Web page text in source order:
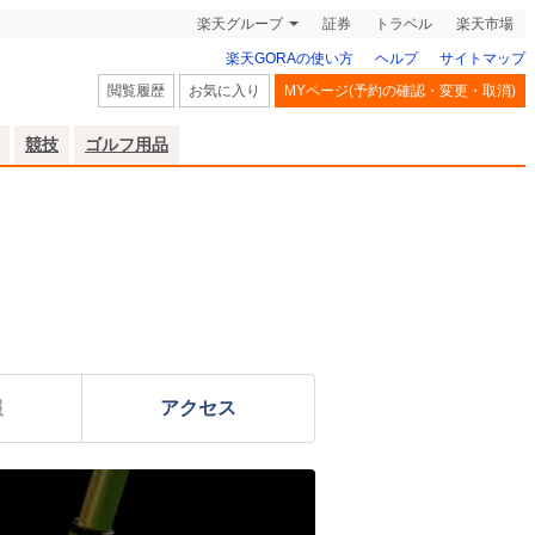
楽天グループ 証券 トラベル 楽天市場
楽天GORAの使い方 ヘルプ
サイトマップ
閲覧履歴
お気に入り MYページ(予約の確認・変更・取消)
競技 ゴルフ用品
アクセス